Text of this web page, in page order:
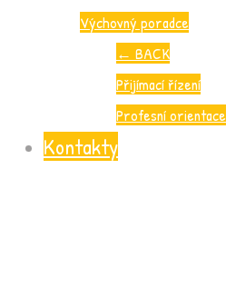
Výchovný poradce
← BACK
Přijímací řízení
Profesní orientace
Kontakty